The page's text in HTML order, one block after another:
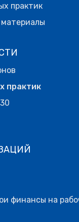
практик
практик
финансы на